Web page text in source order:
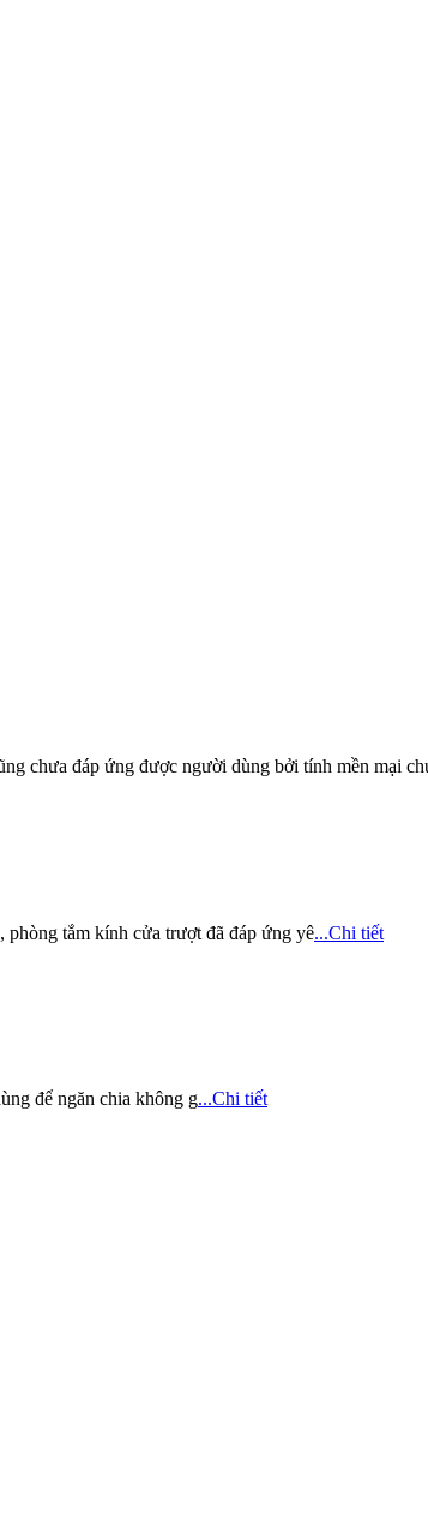
chưa đáp ứng được người dùng bởi tính mền mại
tắm kính cửa trượt đã đáp ứng yê...Chi tiết
để ngăn chia không g...Chi tiết